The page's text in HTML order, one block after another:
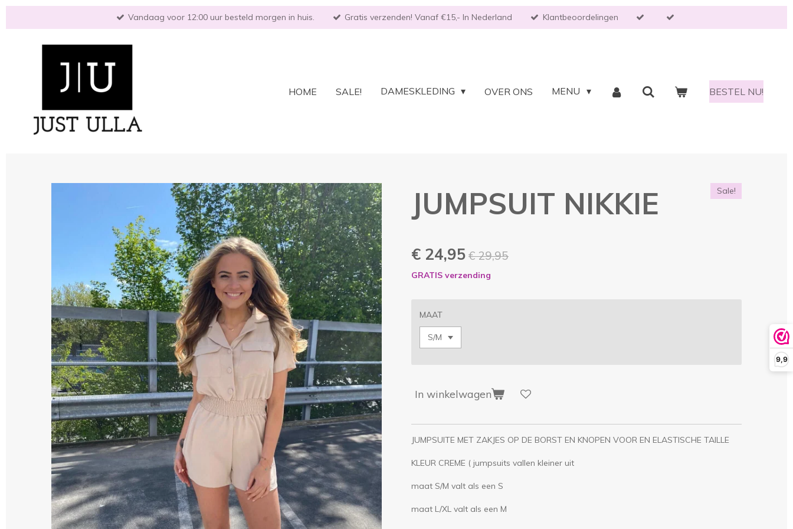
9,9
direct
Vandaag voor 12:00 uur besteld morgen in huis. Gratis verzenden! Vanaf €15,- In Nederland Klantbeoordelingen
HOME SALE! DAMESKLEDING OVER ONS MENU BESTEL NU!
JUMPSUIT NIKKIE Sale!
€ 24,95 € 29,95
GRATIS verzending
MAAT
In winkelwagen
JUMPSUITE MET ZAKJES OP DE BORST EN KNOPEN VOOR EN ELASTISCHE TAILLE
KLEUR CREME ( jumpsuits vallen kleiner uit
maat S/M valt als een S
maat L/XL valt als een M